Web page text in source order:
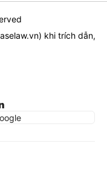
) khi trích dẫn,